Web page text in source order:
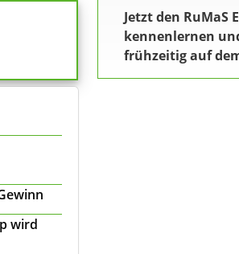
wird
Jetzt den RuMaS
kennenlernen
frühzeitig auf